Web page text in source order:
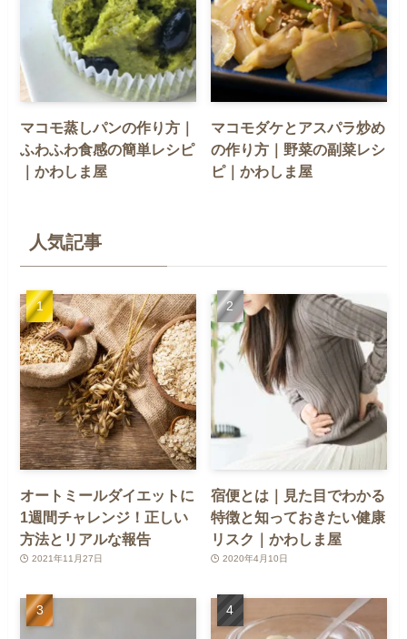
マコモ蒸しパンの作り方｜
ふわふわ食感の簡単レシピ
｜かわしま屋
マコモダケとアスパラ炒め
の作り方｜野菜の副菜レシ
ピ｜かわしま屋
人気記事
オートミールダイエットに
1週間チャレンジ！正しい
方法とリアルな報告
2021年11月27日
宿便とは｜見た目でわかる
特徴と知っておきたい健康
リスク｜かわしま屋
2020年4月10日